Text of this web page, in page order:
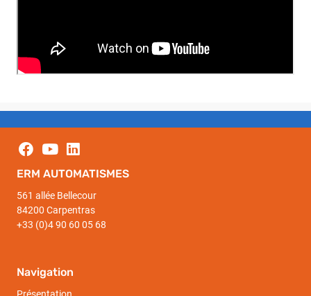
ERM AUTOMATISMES
561 allée Bellecour
84200 Carpentras
+33 (0)4 90 60 05 68
Navigation